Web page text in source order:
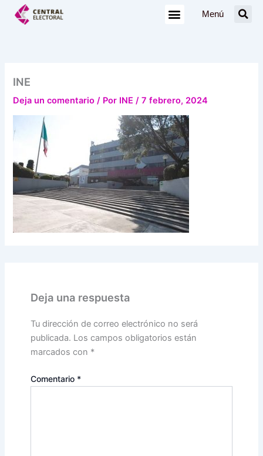
Menú
INE
Deja un comentario / Por INE/7 febrero, 2024
Deja una respuesta
Tu dirección de correo electrónico no será
publicada. Los campos obligatorios están
marcados con *
Comentario *